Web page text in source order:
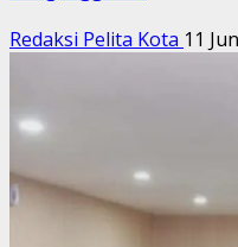
Redaksi Pelita Kota 11